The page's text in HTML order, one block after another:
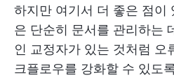
하지만 여기서 더 좋은 점이
은 단순히 문서를 관리하는
인 교정자가 있는 것처럼 오
크플로우를 강화할 수 있도